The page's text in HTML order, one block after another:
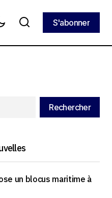
S'abonner
Rechercher
un blocus maritime à